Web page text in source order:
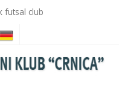
futsal club